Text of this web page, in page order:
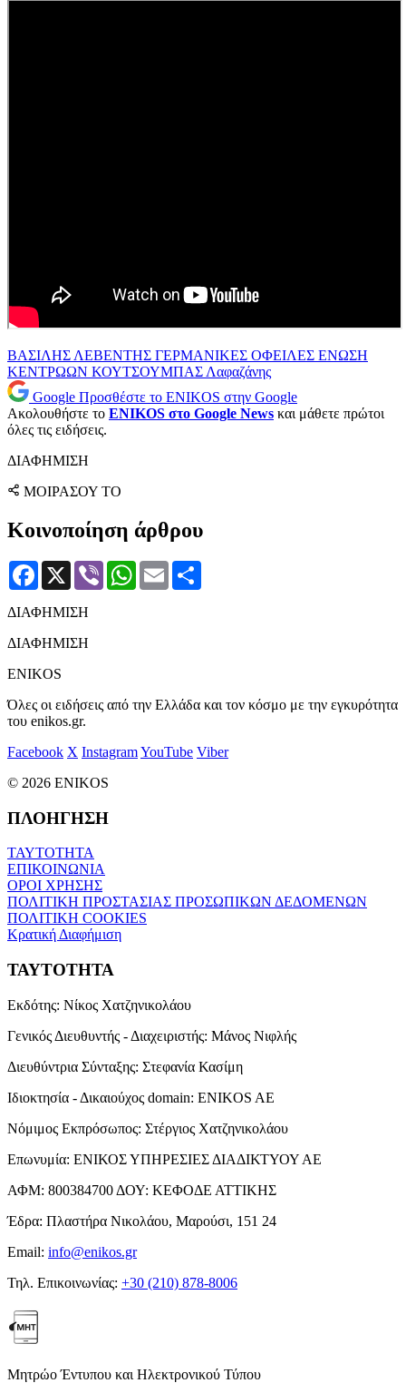
ΒΑΣΙΛΗΣ ΛΕΒΕΝΤΗΣ ΓΕΡΜΑΝΙΚΕΣ ΟΦΕΙΛΕΣ ΕΝΩΣΗ
ΚΕΝΤΡΩΩΝ ΚΟΥΤΣΟΥΜΠΑΣ Λαφαζάνης
Google Προσθέστε το ENIKOS στην Google
Ακολουθήστε το ENIKOS στο Google News και μάθετε πρώτοι
όλες τις ειδήσεις.
ΔΙΑΦΗΜΙΣΗ
ΜΟΙΡΑΣΟΥ ΤΟ
Κοινοποίηση άρθρου
Facebook
X Viber WhatsApp
Email
ΔΙΑΦΗΜΙΣΗ
ΔΙΑΦΗΜΙΣΗ
ENIKOS
Όλες οι ειδήσεις από την Ελλάδα και τον κόσμο με την εγκυρότητα
του enikos.gr.
Facebook X InstagramYouTube Viber
© 2026 ENIKOS
ΠΛΟΗΓΗΣΗ
ΤΑΥΤΟΤΗΤΑ
ΕΠΙΚΟΙΝΩΝΙΑ
ΟΡΟΙ ΧΡΗΣΗΣ
ΠΟΛΙΤΙΚΗ ΠΡΟΣΤΑΣΙΑΣ ΠΡΟΣΩΠΙΚΩΝ ΔΕΔΟΜΕΝΩΝ
ΠΟΛΙΤΙΚΗ COOKIES
Κρατική Διαφήμιση
ΤΑΥΤΟΤΗΤΑ
Εκδότης: Νίκος Χατζηνικολάου
Γενικός Διευθυντής - Διαχειριστής: Μάνος Νιφλής
Διευθύντρια Σύνταξης: Στεφανία Κασίμη
Ιδιοκτησία - Δικαιούχος domain: ENIKOS AE
Νόμιμος Εκπρόσωπος: Στέργιος Χατζηνικολάου
Επωνυμία: ΕΝΙΚΟΣ ΥΠΗΡΕΣΙΕΣ ΔΙΑΔΙΚΤΥΟΥ ΑΕ
ΑΦΜ: 800384700 ΔΟΥ: ΚΕΦΟΔΕ ΑΤΤΙΚΗΣ
Έδρα: Πλαστήρα Νικολάου, Μαρούσι, 151 24
Email: info@enikos.gr
Τηλ. Επικοινωνίας: +30 (210) 878-8006
Μητρώο Έντυπου και Ηλεκτρονικού Τύπου